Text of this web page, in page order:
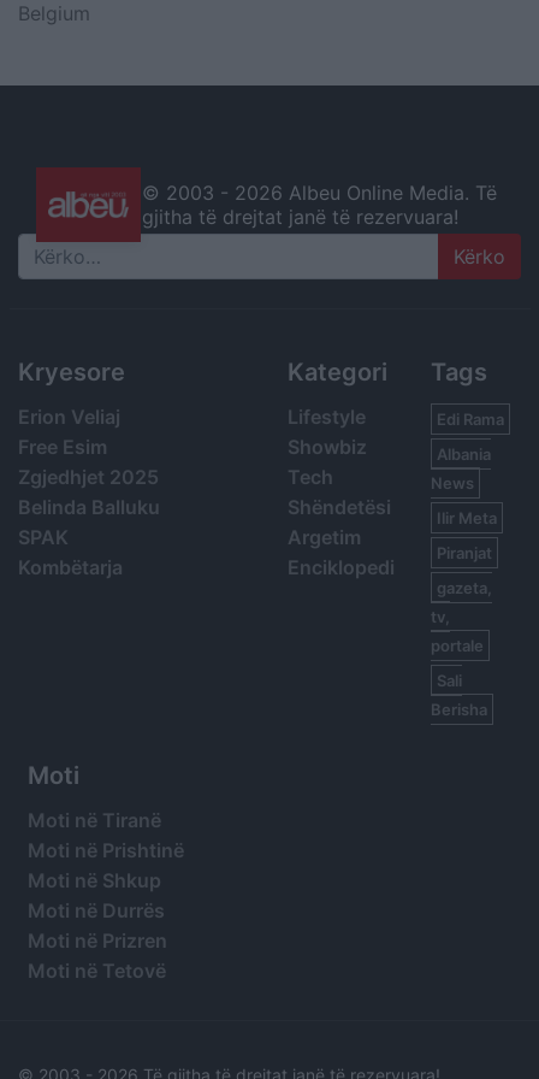
Belgium
© 2003 - 2026 Albeu Online Media. Të
gjitha të drejtat janë të rezervuara!
Search
Kryesore
Erion Veliaj
Free Esim
Zgjedhjet 2025
Belinda Balluku
SPAK
Kombëtarja
Kategori
Lifestyle
Showbiz
Tech
Shëndetësi
Argetim
Enciklopedi
Tags
Edi Rama
Albania
News
Ilir Meta
Piranjat
gazeta,
tv,
portale
Sali
Berisha
Moti
Moti në Tiranë
Moti në Prishtinë
Moti në Shkup
Moti në Durrës
Moti në Prizren
Moti në Tetovë
© 2003 - 2026 Të gjitha të drejtat janë të rezervuara!